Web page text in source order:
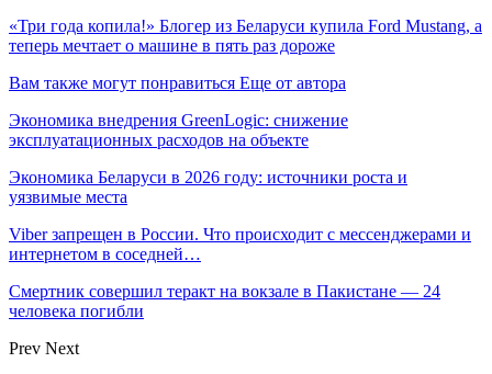
«Три года копила!» Блогер из Беларуси купила Ford Mustang, а
теперь мечтает о машине в пять раз дороже
Вам также могут понравиться Еще от автора
Экономика внедрения GreenLogic: снижение
эксплуатационных расходов на объекте
Экономика Беларуси в 2026 году: источники роста и
уязвимые места
Viber запрещен в России. Что происходит с мессенджерами и
интернетом в соседней…
Смертник совершил теракт на вокзале в Пакистане — 24
человека погибли
Prev Next